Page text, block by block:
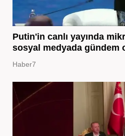
Putin'in canlı yayında
sosyal medyada gündem
Haber7